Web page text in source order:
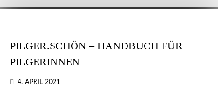
PILGER.SCHÖN – HANDBUCH FÜR
PILGERINNEN
4. APRIL 2021